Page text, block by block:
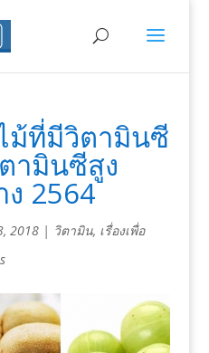
ม้ที่มีวิตามินซี
ามินซีสูง
2564
2018| วิตามิน, เรื่องเพื่อ